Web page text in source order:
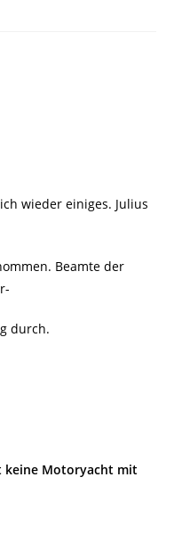
wieder einiges. Julius
Beamte der
durch.
keine Motoryacht mit